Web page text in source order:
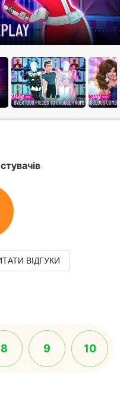
ВІДГУКИ
8 9 10